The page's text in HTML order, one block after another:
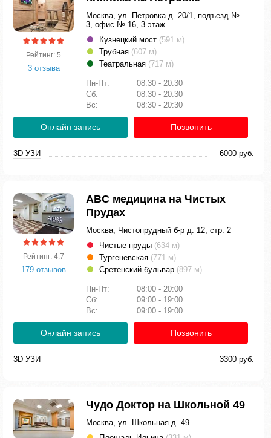
Рейтинг: 5
3 отзыва
Москва, ул. Петровка д. 20/1, подъезд №
3, офис № 16, 3 этаж
Кузнецкий мост (591 м)
Трубная (607 м)
Театральная (717 м)
Пн-Пт:
08:30 - 20:30
Сб:
08:30 - 20:30
Вс:
08:30 - 20:30
Онлайн запись Позвонить
3D УЗИ 6000 руб.
Рейтинг: 4.7
179 отзывов
ABC медицина на Чистых
Прудах
Москва, Чистопрудный б-р д. 12, стр. 2
Чистые пруды (634 м)
Тургеневская (771 м)
Сретенский бульвар (897 м)
Пн-Пт:
08:00 - 20:00
Сб:
09:00 - 19:00
Вс:
09:00 - 19:00
Онлайн запись Позвонить
3D УЗИ 3300 руб.
Чудо Доктор на Школьной 49
Москва, ул. Школьная д. 49